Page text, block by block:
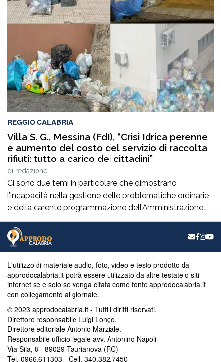
di Calanna. Le indagini, coordinate dalla Procura guidata
da Giuseppe Borrelli, sono affidate ai carabinieri, che
hanno proceduto anche al sequestro del furgone della
ditta privata per la quale lavorava […]
REGGIO CALABRIA
Villa S. G., Messina (FdI), “Crisi Idrica perenne
e aumento del costo del servizio di raccolta
rifiuti: tutto a carico dei cittadini”
di redazione
Ci sono due temi in particolare che dimostrano
l’incapacità nella gestione delle problematiche ordinarie
e della carente programmazione dell’Amministrazione
Caminiti. Ci riferiamo evidentemente alla continua
carenza idrica in città che, indipendentemente dalle
risposte dentro e fuori il consiglio comunale, continua ad
diverse zone e quartieri, […]
L'utilizzo di materiale audio, foto, video e testo prodotto da
approdocalabria.it potrà essere utilizzato da altre testate o siti
internet se e solo se venga citata come fonte approdocalabria.it
con collegamento al giornale.
© 2023 approdocalabria.it - Tutti i diritti riservati.
Direttore responsabile Luigi Longo.
Direttore editoriale Antonio Marziale.
Responsabile ufficio legale avv. Antonino Napoli
Via Sila, 8 - 89029 Taurianova (RC)
Tel. 0966.611303 - Cell. 340.382.7450